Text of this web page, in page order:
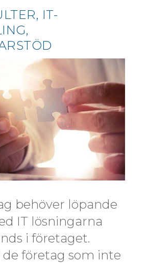
IT-
behöver löpande
IT lösningarna
i företaget.
de företag som inte